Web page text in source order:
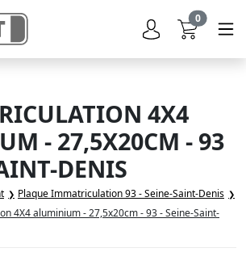
0
4X4
- 27,5X20CM - 93
DENIS
Plaque Immatriculation 93 - Seine-Saint-Denis
4X4 aluminium - 27,5x20cm - 93 - Seine-Saint-